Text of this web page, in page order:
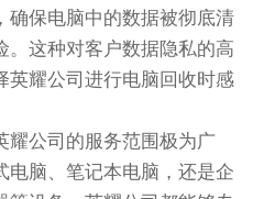
确保电脑中的数据被彻底清
。这种对客户数据隐私的高
英耀公司进行电脑回收时感
耀公司的服务范围极为广
电脑、笔记本电脑，还是企